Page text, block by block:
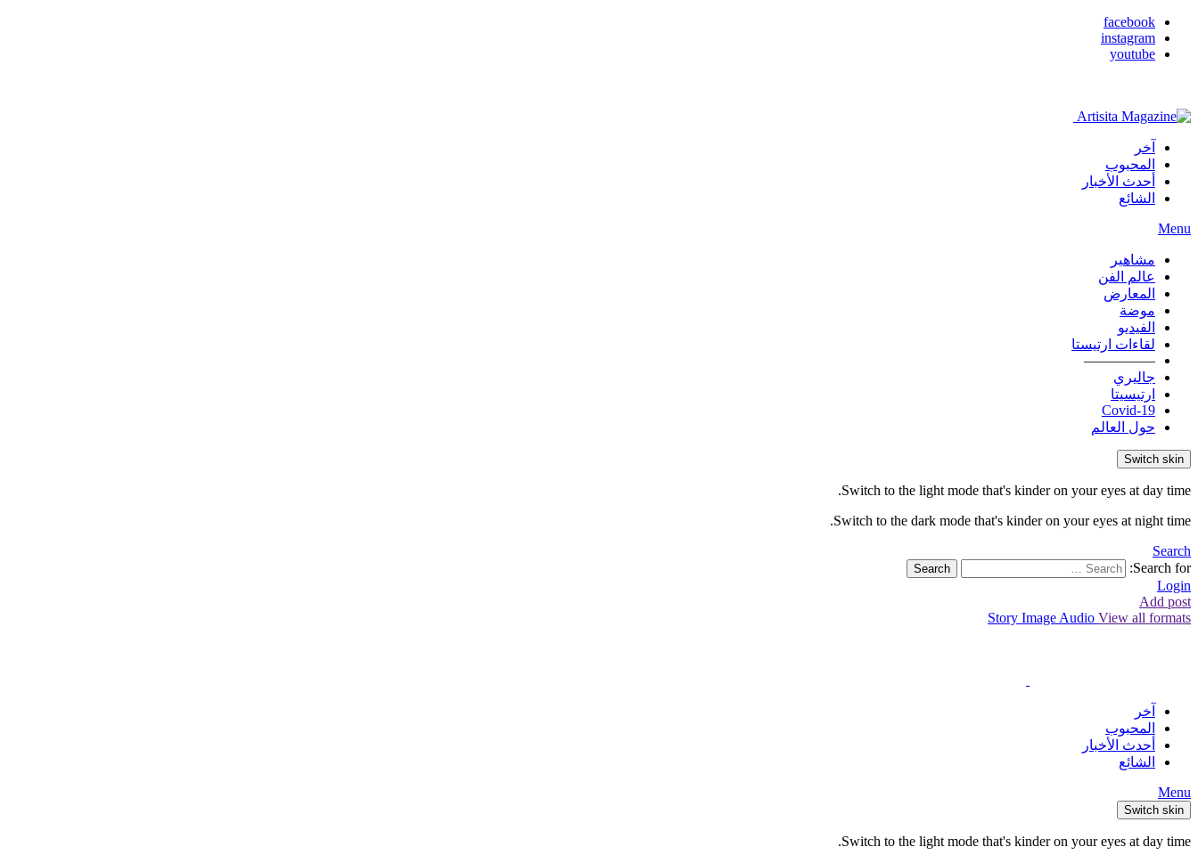
facebook
instagram
youtube
آخر
المحبوب
أحدث الأخبار
الشائع
Menu
مشاهير
عالم الفن
المعارض
موضة
الفيديو
لقاءات ارتيستا
—————
جاليري
ارتيسيتا
Covid-19
حول العالم
Switch skin
Switch to the light mode that's kinder on your eyes at day time.
Switch to the dark mode that's kinder on your eyes at night time.
Search
Search for:
Search
Login
Add post
Story Image Audio View all formats
آخر
المحبوب
أحدث الأخبار
الشائع
Menu
Switch skin
Switch to the light mode that's kinder on your eyes at day time.